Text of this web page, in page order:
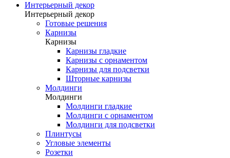
Интерьерный декор
Интерьерный декор
Готовые решения
Карнизы
Карнизы
Карнизы гладкие
Карнизы с орнаментом
Карнизы для подсветки
Шторные карнизы
Молдинги
Молдинги
Молдинги гладкие
Молдинги с орнаментом
Молдинги для подсветки
Плинтусы
Угловые элементы
Розетки